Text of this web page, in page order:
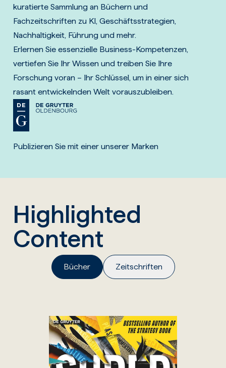
kuratierte Sammlung an Büchern und
Fachzeitschriften zu KI, Geschäftsstrategien,
Nachhaltigkeit, Führung und mehr.
Erlernen Sie essenzielle Business-Kompetenzen,
vertiefen Sie Ihr Wissen und treiben Sie Ihre
Forschung voran – Ihr Schlüssel, um in einer sich
rasant entwickelnden Welt vorauszubleiben.
Publizieren Sie mit einer unserer Marken
Highlighted
Content
Bücher Zeitschriften